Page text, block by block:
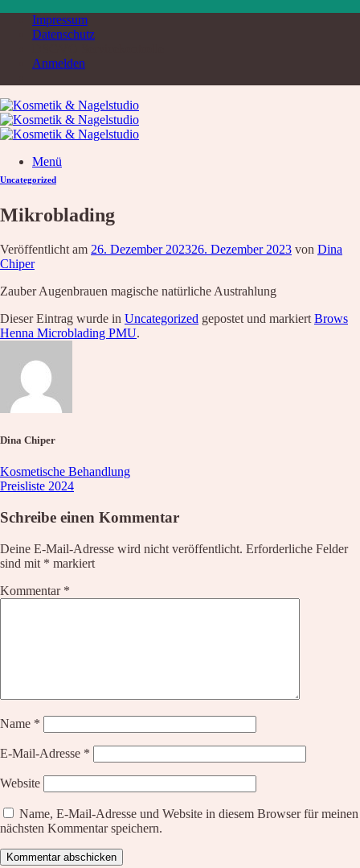
Impressum
Datenschutz
Anmelden
Menü
Home
Service
Kosmetik Luxusbehandlung
Augenbrauen – Wimpern
Wimpernverlängerung
DR. GRANDEL
PHYRIS
Über Uns
Kontakt
Anfahrt
Uncategorized
Mikroblading
Veröffentlicht am 26. Dezember 202326. Dezember 2023 von Dina
Chiper
Zauber Augenbrauen magische natürliche Austrahlung
Dieser Eintrag wurde in Uncategorized gepostet und markiert Brows
Henna Microblading PMU.
Dina Chiper
Kosmetische Behandlung
Preisliste 2024
Schreibe einen Kommentar
Deine E-Mail-Adresse wird nicht veröffentlicht. Erforderliche Felder
sind mit * markiert
Kommentar *
Name *
E-Mail-Adresse *
Website
Name, E-Mail-Adresse und Website in diesem Browser für meinen
nächsten Kommentar speichern.